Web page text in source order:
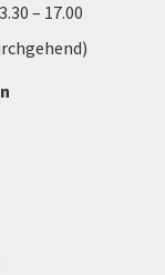
– 17.00